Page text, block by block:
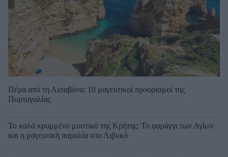
Πέρα από τη Λισαβόνα: 10 μαγευτικοί προορισμοί της
Πορτογαλίας
Το καλά κρυμμένο μυστικό της Κρήτης: Το φαράγγι των Αγίων
και η μαγευτική παραλία στο Λιβυκό